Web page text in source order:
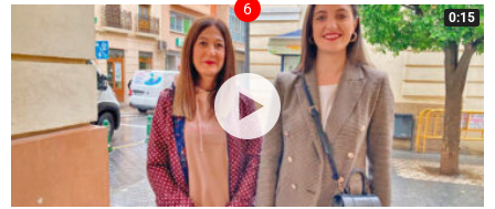
0:15